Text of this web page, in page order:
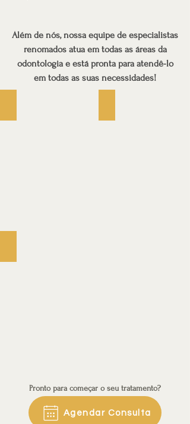
Além de nós, nossa equipe de especialistas
renomados atua em todas as áreas da
odontologia e está pronta para atendê-lo
em todas as suas necessidades!
Pronto para começar o seu tratamento?
Agendar Consulta